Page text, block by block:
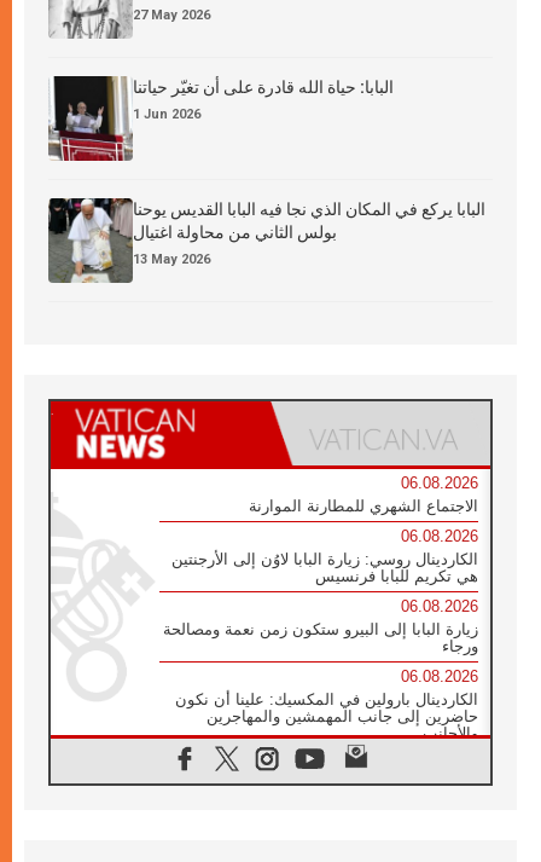
27 May 2026
البابا: حياة الله قادرة على أن تغيّر حياتنا
1 Jun 2026
البابا يركع في المكان الذي نجا فيه البابا القديس يوحنا
بولس الثاني من محاولة اغتيال
13 May 2026
06.08.2026
الاجتماع الشهري للمطارنة الموارنة
06.08.2026
الكاردينال روسي: زيارة البابا لاوُن إلى الأرجنتين
هي تكريم للبابا فرنسيس
06.08.2026
زيارة البابا إلى البيرو ستكون زمن نعمة ومصالحة
ورجاء
06.08.2026
الكاردينال بارولين في المكسيك: علينا أن نكون
حاضرين إلى جانب المهمشين والمهاجرين
والأجانب
البابا لاوُن الرابع عشر للشباب في أسيزي: